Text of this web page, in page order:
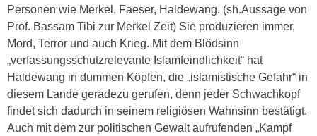
Personen wie Merkel, Faeser, Haldewang. (sh.Aussage von
Prof. Bassam Tibi zur Merkel Zeit) Sie produzieren immer,
Mord, Terror und auch Krieg. Mit dem Blödsinn
„verfassungsschutzrelevante Islamfeindlichkeit“ hat
Haldewang in dummen Köpfen, die „islamistische Gefahr“ in
diesem Lande geradezu gerufen, denn jeder Schwachkopf
findet sich dadurch in seinem religiösen Wahnsinn bestätigt.
Auch mit dem zur politischen Gewalt aufrufenden „Kampf